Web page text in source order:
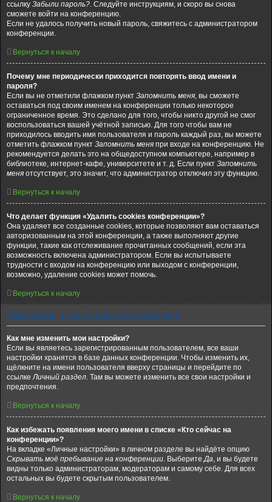
ссылку Забыли пароль?. Следуйте инструкциям, и скоро вы снова
сможете войти на конференцию.
Если не удалось получить новый пароль, свяжитесь с администратором
конференции.
Вернуться к началу
Почему мне периодически приходится повторять ввод имени и
пароля?
Если вы не отметили флажком пункт Запомнить меня, вы сможете
оставаться под своим именем на конференции только некоторое
ограниченное время. Это сделано для того, чтобы никто другой не смог
воспользоваться вашей учётной записью. Для того чтобы вам не
приходилось вводить имя пользователя и пароль каждый раз, вы можете
отметить флажком пункт Запомнить меня при входе на конференцию. Не
рекомендуется делать это на общедоступном компьютере, например в
библиотеке, интернет-кафе, университете и т. д. Если пункт Запомнить
меня отсутствует, это значит, что администратор отключил эту функцию.
Вернуться к началу
Что делает функция «Удалить cookies конференции»?
Она удаляет все созданные cookies, которые позволяют вам оставаться
авторизованным на этой конференции, а также выполняют другие
функции, такие как отслеживание прочитанных сообщений, если эта
возможность включена администратором. Если вы испытываете
трудности с входом на конференцию или выходом с конференции,
возможно, удаление cookies может помочь.
Вернуться к началу
Параметры и настройки пользователя
Как мне изменить мои настройки?
Если вы являетесь зарегистрированным пользователем, все ваши
настройки хранятся в базе данных конференции. Чтобы изменить их,
щёлкните на имени пользователя вверху страницы и перейдите по
ссылкеЛичный раздел. Там вы можете изменить все свои настройки и
предпочтения.
Вернуться к началу
Как избежать появления моего имени в списке «Кто сейчас на
конференции»?
На вкладке «Личные настройки» в личном разделе вы найдёте опцию
Скрывать моё пребывание на конференции. ВыберитеДа, и вы будете
видны только администраторам, модераторам и самому себе. Для всех
остальных вы будете скрытым пользователем.
Вернуться к началу